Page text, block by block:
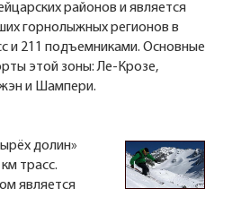
районов и является
горнолыжных регионов в
и 211 подъемниками. Основные
этой зоны: Ле-Крозе,
и Шампери.
долин»
трасс.
является